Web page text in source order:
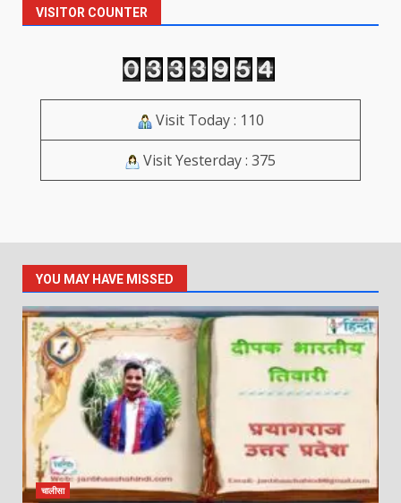
VISITOR COUNTER
Visit Today : 110
Visit Yesterday : 375
YOU MAY HAVE MISSED
चालीसा